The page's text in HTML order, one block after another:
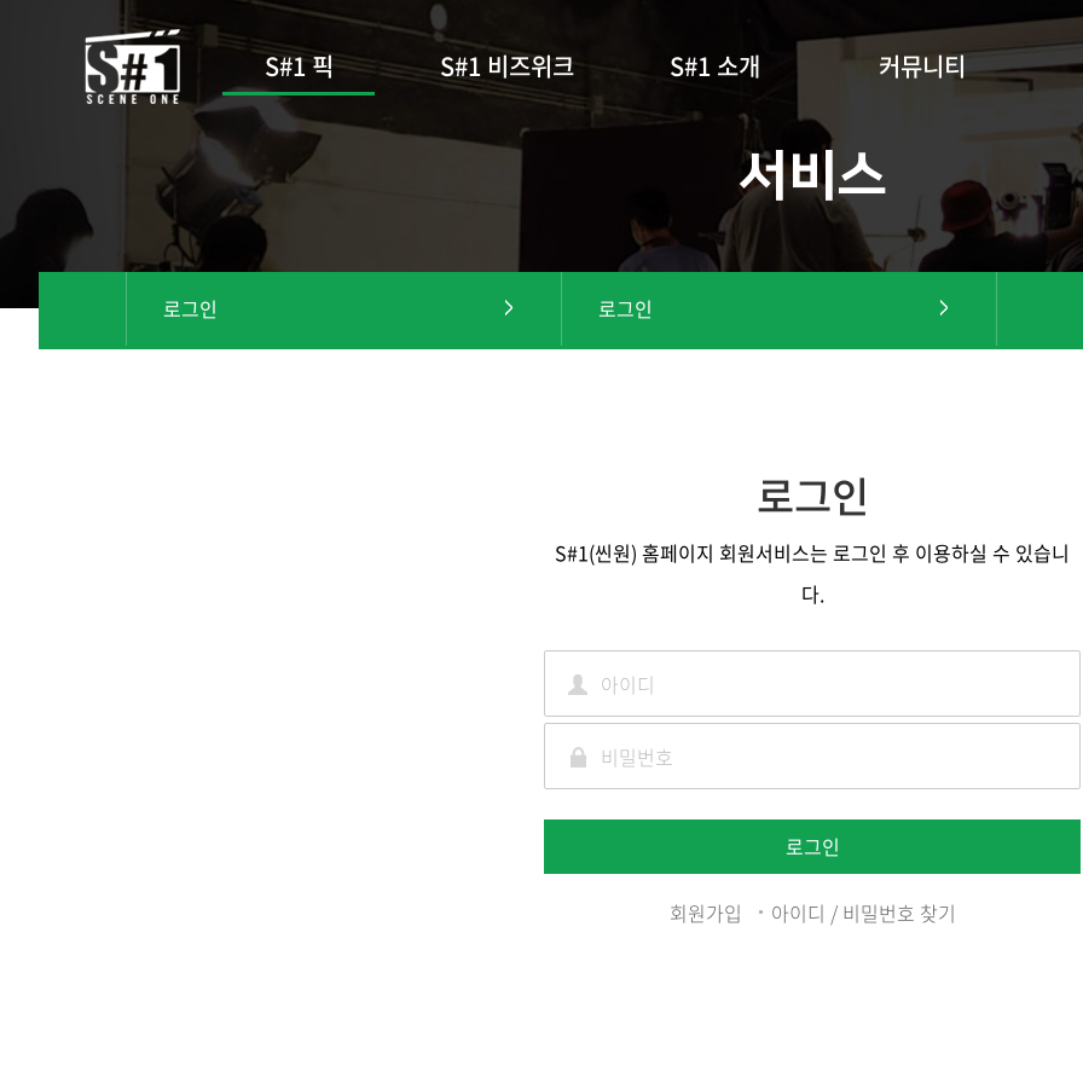
S#1 픽 S#1 비즈위크 S#1 소개 커뮤니티
서비스
로그인 로그인
로그인
S#1(씬원) 홈페이지 회원서비스는 로그인 후 이용하실 수 있습니
다.
로그인
회원가입 아이디 / 비밀번호 찾기